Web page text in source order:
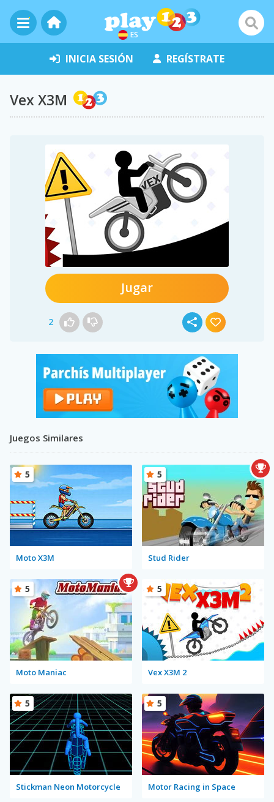
ES
INICIA SESIÓN REGÍSTRATE
Vex X3M
Jugar
2
Juegos Similares
Moto X3M
5
Stud Rider
5
Moto Maniac
5
Vex X3M 2
5
Stickman Neon Motorcycle
5
Motor Racing in Space
5